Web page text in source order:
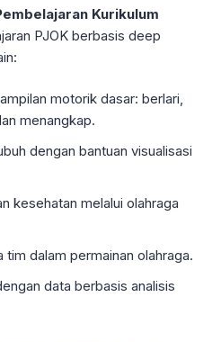
Kurikulum
PJOK berbasis deep
motorik dasar: berlari,
menangkap.
dengan bantuan visualisasi
kesehatan melalui olahraga
dalam permainan olahraga.
data berbasis analisis